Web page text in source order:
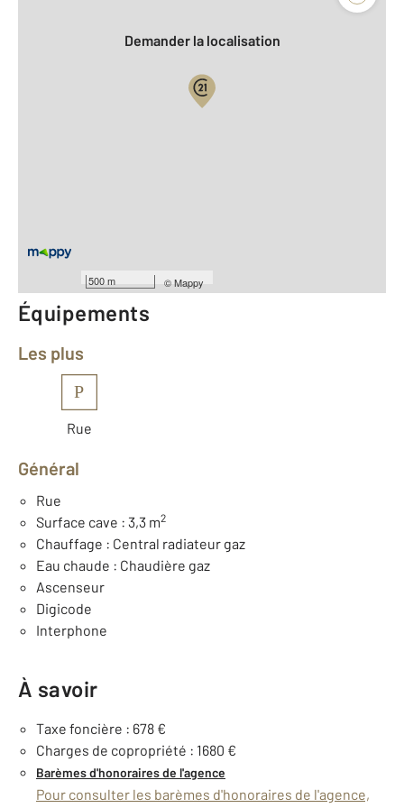
500 m ©Mappy
Demander la localisation
Année construction : 1980
Équipements
Les plus
P
Rue
Général
Rue
Surface cave : 3,3 m2
Chauffage : Central radiateur gaz
Eau chaude : Chaudière gaz
Ascenseur
Digicode
Interphone
À savoir
Taxe foncière : 678 €
Charges de copropriété : 1680 €
Barèmes d'honoraires de l'agence
Pour consulter les barèmes d'honoraires de l'agence,